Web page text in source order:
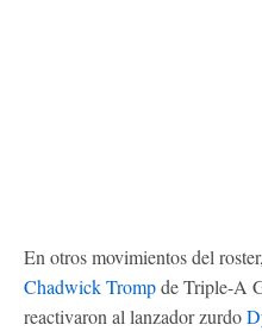
En otros movimientos del
Chadwick Trompde Triple-A
reactivaron al lanzador zurdo